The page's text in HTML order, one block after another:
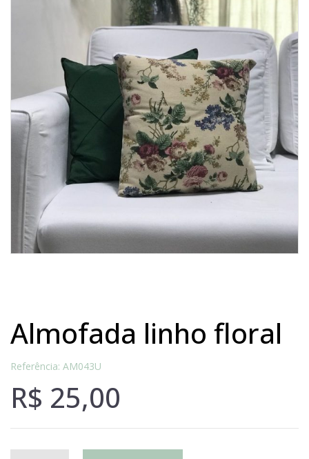
Lost Password
Cadastrar Conta
almofada linho floral
Referência: AM043U
R$ 25,00